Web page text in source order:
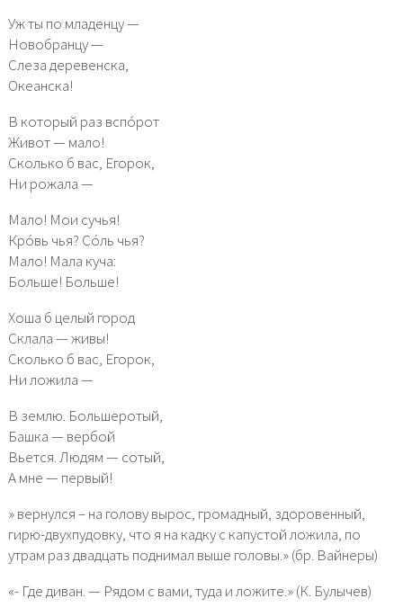
Уж ты по младенцу —
Новобранцу —
Слеза деревенска,
Океанска!
В который раз вспóрот
Живот — мало!
Сколько б вас, Егорок,
Ни рожала —
Мало! Мои сучья!
Крóвь чья? Сóль чья?
Мало! Мала куча:
Больше! Больше!
Хоша б целый город
Склала — живы!
Сколько б вас, Егорок,
Ни ложила —
В землю. Большеротый,
Башка — вербой
Вьется. Людям — сотый,
А мне — первый!
» вернулся – на голову вырос, громадный, здоровенный,
гирю-двухпудовку, что я на кадку с капустой ложила, по
утрам раз двадцать поднимал выше головы.» (бр. Вайнеры)
«- Где диван. — Рядом с вами, туда и ложите.» (К. Булычев)